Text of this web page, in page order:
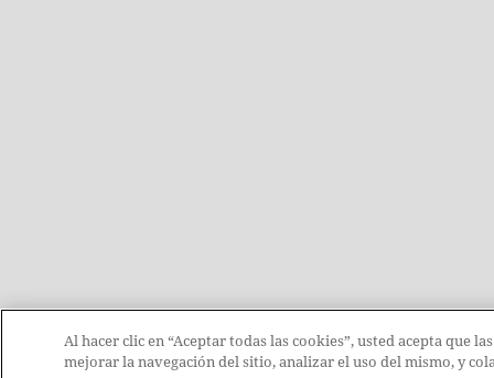
Al hacer clic en “Aceptar todas las cookies”, usted acepta que
mejorar la navegación del sitio, analizar el uso del mismo, y